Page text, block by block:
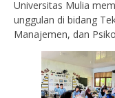
Universitas Mulia
unggulan di bidang
Manajemen, dan